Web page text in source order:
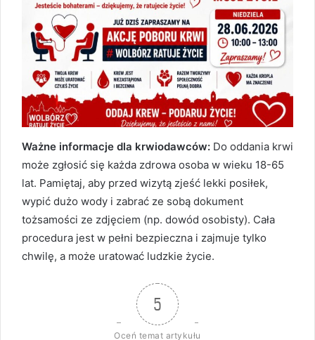
Ważne informacje dla krwiodawców: Do oddania krwi
może zgłosić się każda zdrowa osoba w wieku 18-65
lat. Pamiętaj, aby przed wizytą zjeść lekki posiłek,
wypić dużo wody i zabrać ze sobą dokument
tożsamości ze zdjęciem (np. dowód osobisty). Cała
procedura jest w pełni bezpieczna i zajmuje tylko
chwilę, a może uratować ludzkie życie.
5
Oceń temat artykułu